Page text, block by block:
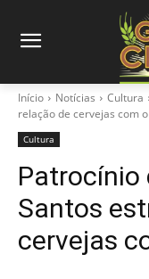
Início Notícias Cultura
relação de cervejas com
Cultura
Patrocínio
Santos
cervejas